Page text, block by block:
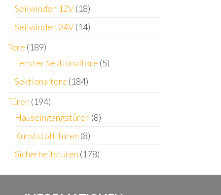
Seilwinden 12V(18)
Seilwinden 24V(14)
Tore (189)
Fenster Sektionaltore (5)
Sektionaltore (184)
Türen (194)
Hauseingangstüren (8)
Kunststoff Türen (8)
Sicherheitstüren (178)